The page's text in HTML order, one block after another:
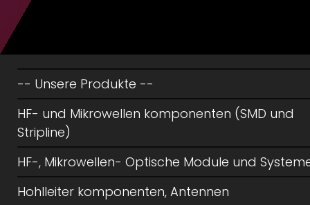
-- Unsere Produkte --
HF- und Mikrowellen komponenten (SMD und
Stripline)
HF-, Mikrowellen- Optische Module und
Hohlleiter komponenten, Antennen